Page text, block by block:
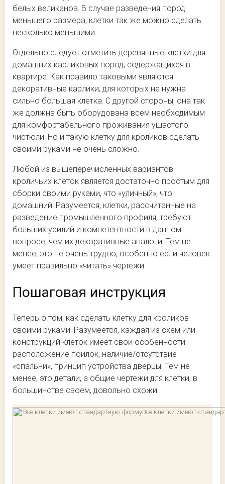
белых великанов. В случае разведения пород
меньшего размера, клетки так же можно сделать
несколько меньшими.
Отдельно следует отметить деревянные клетки для
домашних карликовых пород, содержащихся в
квартире. Как правило таковыми являются
декоративные карлики, для которых не нужна
сильно большая клетка. С другой стороны, она так
же должна быть оборудована всем необходимым
для комфортабельного проживания ушастого
чистюли. Но и такую клетку для кроликов сделать
своими руками не очень сложно.
Любой из вышеперечисленных вариантов
кроличьих клеток является достаточно простым для
сборки своими руками, что «уличный», что
домашний. Разумеется, клетки, рассчитанные на
разведение промышленного профиля, требуют
больших усилий и компетентности в данном
вопросе, чем их декоративные аналоги. Тем не
менее, это не очень трудно, особенно если человек
умеет правильно «читать» чертежи.
Пошаговая инструкция
Теперь о том, как сделать клетку для кроликов
своими руками. Разумеется, каждая из схем или
конструкций клеток имеет свои особенности:
расположение поилок, наличие/отсутствие
«спальни», принцип устройства дверцы. Тем не
менее, это детали, а общие чертежи для клетки, в
большинстве своем, довольно схожи.